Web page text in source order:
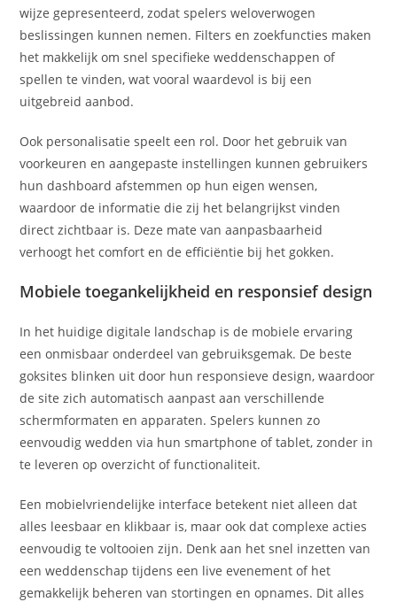
wijze gepresenteerd, zodat spelers weloverwogen
beslissingen kunnen nemen. Filters en zoekfuncties maken
het makkelijk om snel specifieke weddenschappen of
spellen te vinden, wat vooral waardevol is bij een
uitgebreid aanbod.
Ook personalisatie speelt een rol. Door het gebruik van
voorkeuren en aangepaste instellingen kunnen gebruikers
hun dashboard afstemmen op hun eigen wensen,
waardoor de informatie die zij het belangrijkst vinden
direct zichtbaar is. Deze mate van aanpasbaarheid
verhoogt het comfort en de efficiëntie bij het gokken.
Mobiele toegankelijkheid en responsief design
In het huidige digitale landschap is de mobiele ervaring
een onmisbaar onderdeel van gebruiksgemak. De beste
goksites blinken uit door hun responsieve design, waardoor
de site zich automatisch aanpast aan verschillende
schermformaten en apparaten. Spelers kunnen zo
eenvoudig wedden via hun smartphone of tablet, zonder in
te leveren op overzicht of functionaliteit.
Een mobielvriendelijke interface betekent niet alleen dat
alles leesbaar en klikbaar is, maar ook dat complexe acties
eenvoudig te voltooien zijn. Denk aan het snel inzetten van
een weddenschap tijdens een live evenement of het
gemakkelijk beheren van stortingen en opnames. Dit alles